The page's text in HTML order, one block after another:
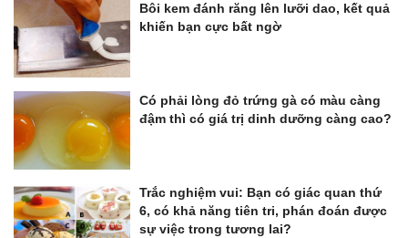
Bôi kem đánh răng lên lưỡi dao, kết quả
khiến bạn cực bất ngờ
Có phải lòng đỏ trứng gà có màu càng
đậm thì có giá trị dinh dưỡng càng cao?
Trắc nghiệm vui: Bạn có giác quan thứ
6, có khả năng tiên tri, phán đoán được
sự việc trong tương lai?